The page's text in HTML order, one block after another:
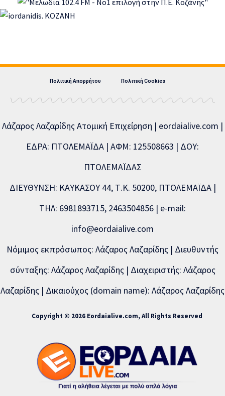
Πολιτική Απορρήτου Πολιτική Cookies
Λάζαρος Λαζαρίδης Ατομική Επιχείρηση | eordaialive.com |
ΕΔΡΑ: ΠΤΟΛΕΜΑΪΔΑ | ΑΦΜ: 125508663 | ΔΟΥ:
ΠΤΟΛΕΜΑΪΔΑΣ
ΔΙΕΥΘΥΝΣΗ: ΚΑΥΚΑΣΟΥ 44, Τ.Κ. 50200, ΠΤΟΛΕΜΑΪΔΑ |
ΤΗΛ: 6981893715, 2463504856 | e-mail:
info@eordaialive.com
Νόμιμος εκπρόσωπος: Λάζαρος Λαζαρίδης | Διευθυντής
σύνταξης: Λάζαρος Λαζαρίδης | Διαχειριστής: Λάζαρος
Λαζαρίδης | Δικαιούχος (domain name): Λάζαρος Λαζαρίδης
Copyright © 2026 Eordaialive.com, All Rights Reserved